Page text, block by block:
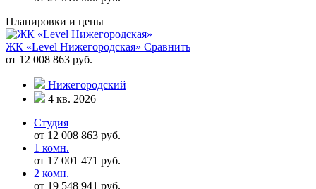
Планировки и цены
ЖК «Level Нижегородская» Сравнить
от 12 008 863 руб.
Нижегородский
4 кв. 2026
Студия
от 12 008 863 руб.
1 комн.
от 17 001 471 руб.
2 комн.
от 19 548 941 руб.